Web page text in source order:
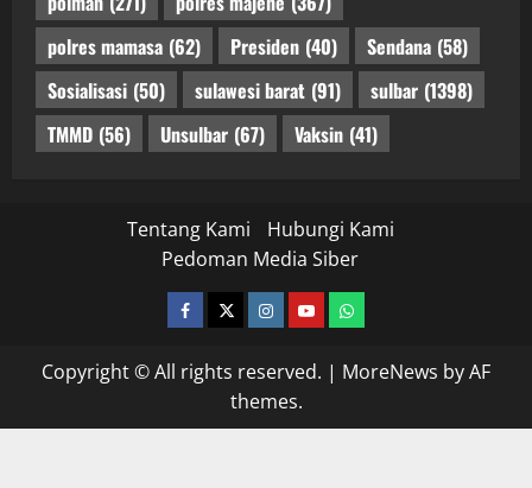
polres mamasa (62) Presiden (40) Sendana (58)
Sosialisasi (50) sulawesi barat (91) sulbar (1398)
TMMD (56) Unsulbar (67) Vaksin (41)
Tentang Kami
Hubungi Kami
Pedoman Media Siber
facebooktwitterinstagram.com
youtubewhatsapp
Copyright © All rights reserved. | MoreNews by AF
themes.